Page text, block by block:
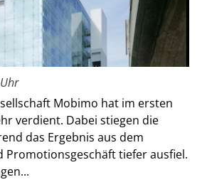
Mobimo hat im ersten
verdient. Dabei stiegen die
das Ergebnis aus dem
Promotionsgeschäft tiefer ausfiel.